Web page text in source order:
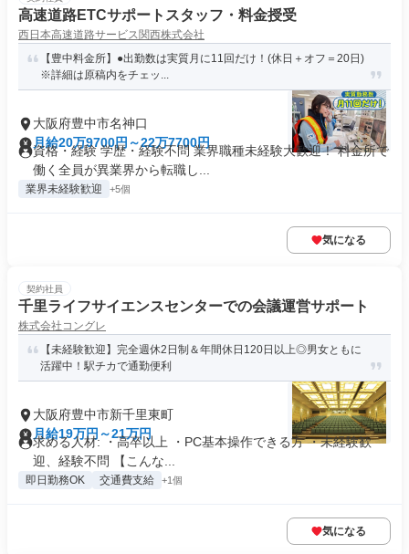
高速道路ETCサポートスタッフ・料金授受
西日本高速道路サービス関西株式会社
【豊中料金所】●出勤数は実質月に11回だけ！(休日＋オフ＝20日)
※詳細は原稿内をチェッ...
大阪府豊中市名神口
月給20万9700円～22万7700円
資格・経験 学歴・経験不問 業界職種未経験大歓迎！ 料金所で
働く全員が異業界から転職し...
業界未経験歓迎 +5個
気になる
契約社員
千里ライフサイエンスセンターでの会議運営サポート
株式会社コングレ
【未経験歓迎】完全週休2日制＆年間休日120日以上◎男女ともに
活躍中！駅チカで通勤便利
大阪府豊中市新千里東町
月給19万円～21万円
求める人材: ・高卒以上 ・PC基本操作できる方 ・未経験歓
迎、経験不問 【こんな...
即日勤務OK 交通費支給 +1個
気になる